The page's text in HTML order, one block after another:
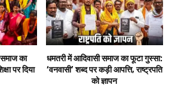
समाज का
पर दिया
धमतरी में आदिवासी समाज का फूटा गुस्सा:
‘वनवासी’ शब्द पर कड़ी आपत्ति, राष्ट्रपति
को ज्ञापन